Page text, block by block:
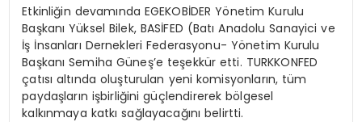
Etkinliğin devamında EGEKOBİDER Yönetim Kurulu
Başkanı Yüksel Bilek, BASİFED (Batı Anadolu Sanayici ve
İş İnsanları Dernekleri Federasyonu- Yönetim Kurulu
Başkanı Semiha Güneş’e teşekkür etti. TURKKONFED
çatısı altında oluşturulan yeni komisyonların, tüm
paydaşların işbirliğini güçlendirerek bölgesel
kalkınmaya katkı sağlayacağını belirtti.